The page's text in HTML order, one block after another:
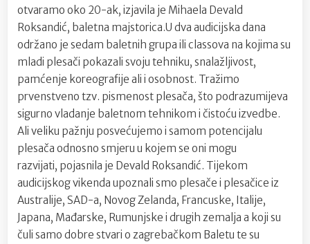
otvaramo oko 20-ak, izjavila je Mihaela Devald
Roksandić, baletna majstorica.U dva audicijska dana
održano je sedam baletnih grupa ili classova na kojima su
mladi plesači pokazali svoju tehniku, snalažljivost,
pamćenje koreografije ali i osobnost. Tražimo
prvenstveno tzv. pismenost plesača, što podrazumijeva
sigurno vladanje baletnom tehnikom i čistoću izvedbe.
Ali veliku pažnju posvećujemo i samom potencijalu
plesača odnosno smjeru u kojem se oni mogu
razvijati, pojasnila je Devald Roksandić. Tijekom
audicijskog vikenda upoznali smo plesače i plesačice iz
Australije, SAD-a, Novog Zelanda, Francuske, Italije,
Japana, Mađarske, Rumunjske i drugih zemalja a koji su
čuli samo dobre stvari o zagrebačkom Baletu te su